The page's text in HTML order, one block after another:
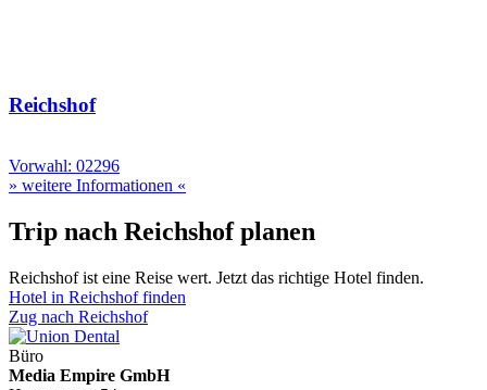
Reichshof
Vorwahl: 02296
» weitere Informationen «
Trip nach Reichshof planen
Reichshof ist eine Reise wert. Jetzt das richtige Hotel finden.
Hotel in Reichshof finden
Zug nach Reichshof
Büro
Media Empire GmbH